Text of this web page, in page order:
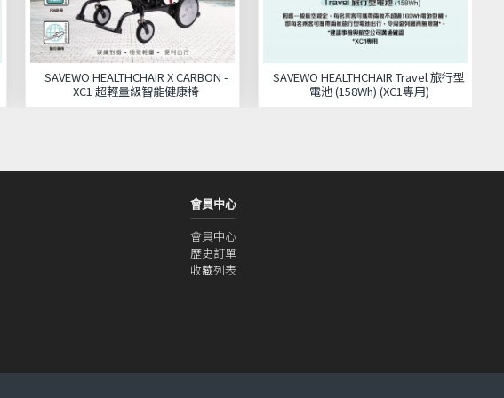
SAVEWO HEALTHCHAIR X CARBON -
XC1 超輕量級智能健康椅
SAVEWO HEALTHCHAIR Travel 旅行型
電池 (158Wh) (XC1專用)
會員中心
會員中心
歷史訂單
收藏列表